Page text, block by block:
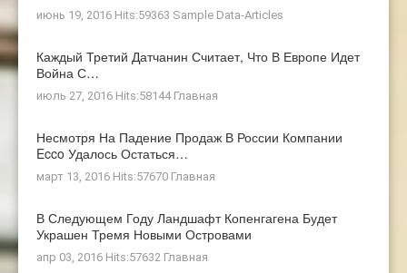
июнь 19, 2016 Hits:59363 Sample Data-Articles
Каждый Третий Датчанин Считает, Что В Европе Идет
Война С…
июль 27, 2016 Hits:58144 Главная
Несмотря На Падение Продаж В России Компании
Ecco Удалось Остаться…
март 13, 2016 Hits:57670 Главная
В Следующем Году Ландшафт Копенгагена Будет
Украшен Тремя Новыми Островами
апр 03, 2016 Hits:57632 Главная